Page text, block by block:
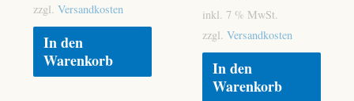
zzgl. Versandkosten
In den
Warenkorb
inkl. 7 % MwSt.
zzgl. Versandkosten
In den
Warenkorb